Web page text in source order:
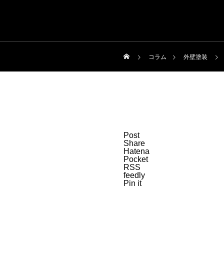
コラム 外壁塗装
Post
Share
Hatena
Pocket
RSS
feedly
Pin it